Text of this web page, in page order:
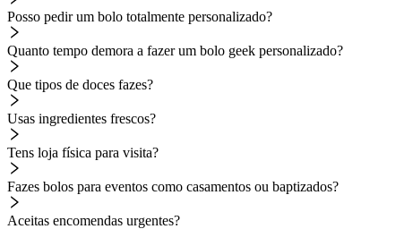
Posso pedir um bolo totalmente personalizado?
Quanto tempo demora a fazer um bolo geek personalizado?
Que tipos de doces fazes?
Usas ingredientes frescos?
Tens loja física para visita?
Fazes bolos para eventos como casamentos ou baptizados?
Aceitas encomendas urgentes?